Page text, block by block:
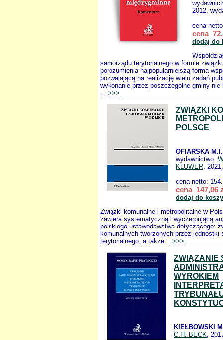
2012,
cena
cena
dodaj do
samorządu terytorialnego w formie
porozumienia najpopularniejszą formą
pozwalającą na realizację wielu zadań
wykonanie przez poszczególne gminy nie
... >>>
ZWIĄZKI
POLSCE
OFIARSKA
wydawnictwo:
KLUWER,
cena netto:
cena 147,06
dodaj do
Związki komunalne i metropolitalne w
zawiera systematyczną i wyczerpującą
polskiego ustawodawstwa dotyczącego:
komunalnych tworzonych przez jednostki
terytorialnego, a także... >>>
ZWIĄZANIE
WYROKIEM
KIEŁBOWSKI
C.H. BECK,